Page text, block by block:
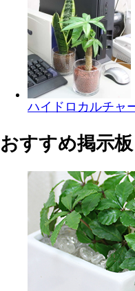
ハイドロカルチャ
おすすめ掲示板